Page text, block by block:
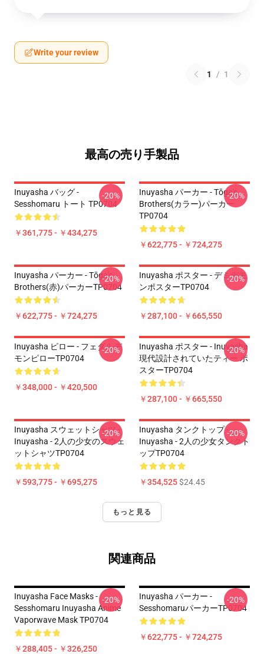
Write your review
1 / 1
最高の売り手製品
Inuyasha バッグ -
Sesshomaru トート TP0704
￥361,775 - ￥434,275
-20%
Inuyasha パーカー - Tōga's
Brothers(カラー)パーカー
TP0704
￥622,775 - ￥724,275
-20%
Inuyasha パーカー - Tōga's
Brothers(赤)パーカーTP0704
￥622,775 - ￥724,275
-20%
Inuyasha ポスター - デミデモ
ンポスターTP0704
￥287,100 - ￥665,550
-20%
Inuyasha ピロー - フェダルデ
モンピローTP0704
￥348,000 - ￥420,500
-20%
Inuyasha ポスター - Inuyasha
現代設計されていたティー ポ
スターTP0704
￥287,100 - ￥665,550
-20%
Inuyasha スウェットシャツ -
Inuyasha - 2人の少女のスウェ
ットシャツTP0704
￥593,775 - ￥695,275
-20%
Inuyasha タンクトップ - - -
Inuyasha - 2人の少女タンクト
ップTP0704
￥354,525$24.45
-20%
もっと見る
関連商品
Inuyasha Face Masks -
Sesshomaru Inuyasha Anime
Vaporwave Mask TP0704
￥288,405 - ￥326,250
-20%
Inuyasha パーカー -
SesshomaruパーカーTP0704
￥622,775 - ￥724,275
-20%